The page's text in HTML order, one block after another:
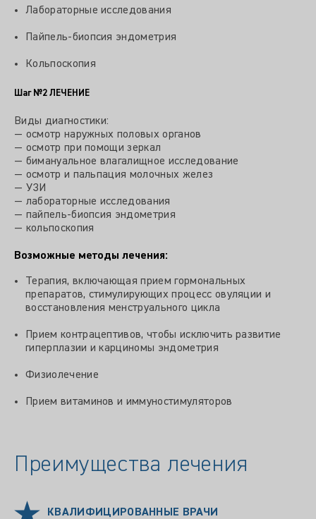
Лабораторные исследования
Пайпель-биопсия эндометрия
Кольпоскопия
Шаг №2 ЛЕЧЕНИЕ
Виды диагностики:
— осмотр наружных половых органов
— осмотр при помощи зеркал
— бимануальное влагалищное исследование
— осмотр и пальпация молочных желез
— УЗИ
— лабораторные исследования
— пайпель-биопсия эндометрия
— кольпоскопия
Возможные методы лечения:
Терапия, включающая прием гормональных
препаратов, стимулирующих процесс овуляции и
восстановления менструального цикла
Прием контрацептивов, чтобы исключить развитие
гиперплазии и карциномы эндометрия
Физиолечение
Прием витаминов и иммуностимуляторов
Преимущества лечения
КВАЛИФИЦИРОВАННЫЕ ВРАЧИ